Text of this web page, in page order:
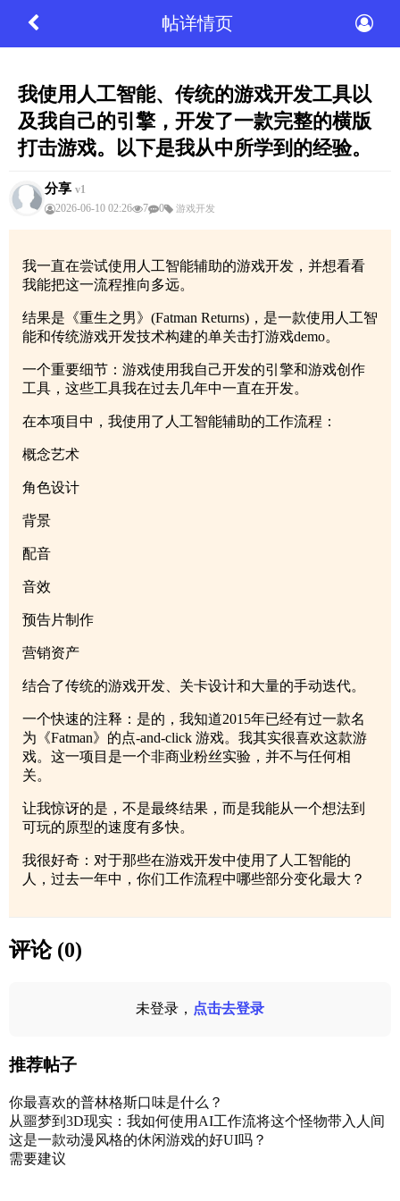
帖详情页
我使用人工智能、传统的游戏开发工具以
及我自己的引擎，开发了一款完整的横版
打击游戏。以下是我从中所学到的经验。
分享 v1
2026-06-10 02:26
7 0 游戏开发
我一直在尝试使用人工智能辅助的游戏开发，并想看看
我能把这一流程推向多远。
结果是《重生之男》(Fatman Returns)，是一款使用人工智
能和传统游戏开发技术构建的单关击打游戏demo。
一个重要细节：游戏使用我自己开发的引擎和游戏创作
工具，这些工具我在过去几年中一直在开发。
在本项目中，我使用了人工智能辅助的工作流程：
概念艺术
角色设计
背景
配音
音效
预告片制作
营销资产
结合了传统的游戏开发、关卡设计和大量的手动迭代。
一个快速的注释：是的，我知道2015年已经有过一款名
为《Fatman》的点-and-click 游戏。我其实很喜欢这款游
戏。这一项目是一个非商业粉丝实验，并不与任何相
关。
让我惊讶的是，不是最终结果，而是我能从一个想法到
可玩的原型的速度有多快。
我很好奇：对于那些在游戏开发中使用了人工智能的
人，过去一年中，你们工作流程中哪些部分变化最大？
评论 (0)
未登录， 点击去登录
推荐帖子
你最喜欢的普林格斯口味是什么？
从噩梦到3D现实：我如何使用AI工作流将这个怪物带入人间
这是一款动漫风格的休闲游戏的好UI吗？
需要建议